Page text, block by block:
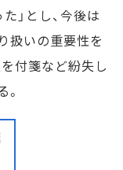
」とし、今後は
扱いの重要性を
付箋など紛失し